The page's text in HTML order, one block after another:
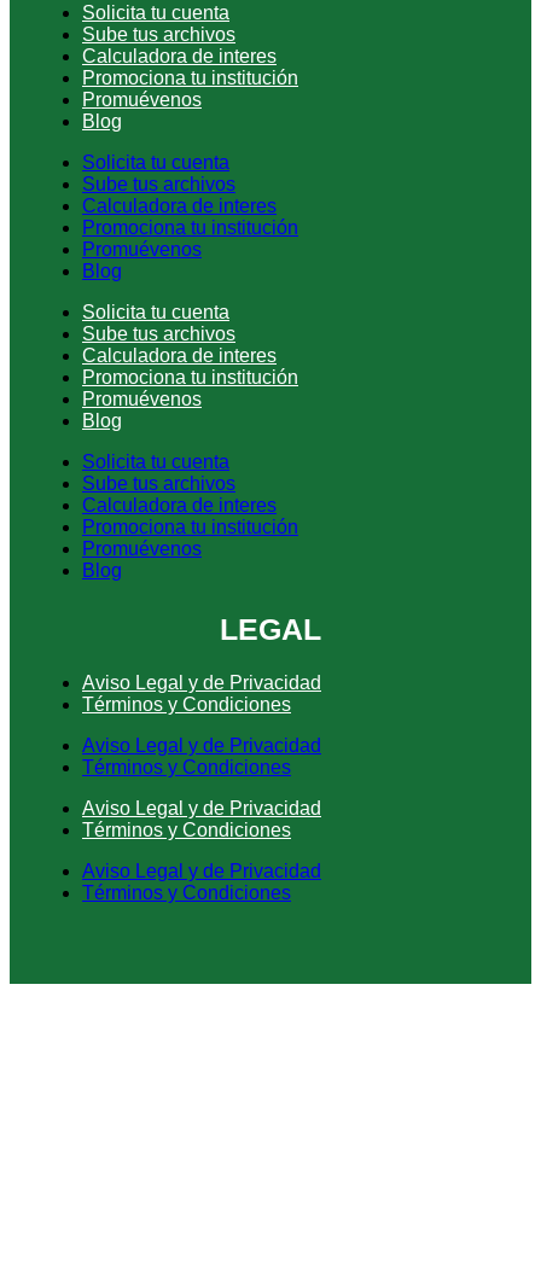
Solicita tu cuenta
Sube tus archivos
Calculadora de interes
Promociona tu institución
Promuévenos
Blog
Solicita tu cuenta
Sube tus archivos
Calculadora de interes
Promociona tu institución
Promuévenos
Blog
Solicita tu cuenta
Sube tus archivos
Calculadora de interes
Promociona tu institución
Promuévenos
Blog
Solicita tu cuenta
Sube tus archivos
Calculadora de interes
Promociona tu institución
Promuévenos
Blog
LEGAL
Aviso Legal y de Privacidad
Términos y Condiciones
Aviso Legal y de Privacidad
Términos y Condiciones
Aviso Legal y de Privacidad
Términos y Condiciones
Aviso Legal y de Privacidad
Términos y Condiciones